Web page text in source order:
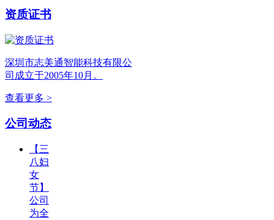
资质证书
深圳市志美通智能科技有限公
司成立于2005年10月。
查看更多 >
公司动态
【三
八妇
女
节】
公司
为全